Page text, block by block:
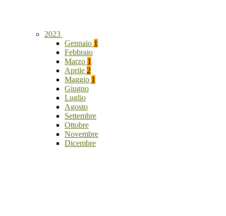
2023
Gennaio 1
Febbraio
Marzo 1
Aprile 2
Maggio 1
Giugno
Luglio
Agosto
Settembre
Ottobre
Novembre
Dicembre